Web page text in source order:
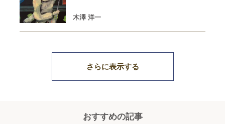
木澤 洋一
さらに表示する
おすすめの記事